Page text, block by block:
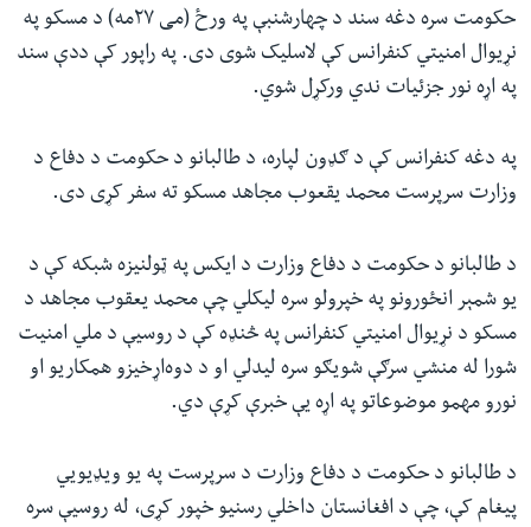
حکومت سره دغه سند د چهارشنبې په ورځ (می ۲۷مه) د مسکو په
نړیوال امنیتي کنفرانس کې لاسلیک شوی دی. په راپور کې ددې سند
په اړه نور جزئیات ندي ورکړل شوي.
په دغه کنفرانس کې د ګډون لپاره، د طالبانو د حکومت د دفاع د
وزارت سرپرست محمد یقعوب مجاهد مسکو ته سفر کړی دی.
د طالبانو د حکومت د دفاع وزارت د ایکس په ټولنیزه شبکه کې د
یو شمېر انځورونو په خپرولو سره لیکلي چې محمد یعقوب مجاهد د
مسکو د نړیوال امنیتي کنفرانس په څنډه کې د روسیې د ملي امنیت
شورا له منشي سرګې شویګو سره لیدلي او د دوه‌اړخیزو همکاریو او
نورو مهمو موضوعاتو په اړه یې خبرې کړې دي.
د طالبانو د حکومت د دفاع وزارت د سرپرست په یو ویډیويي
پیغام کې، چې د افغانستان داخلي رسنیو خپور کړی، له روسیې سره